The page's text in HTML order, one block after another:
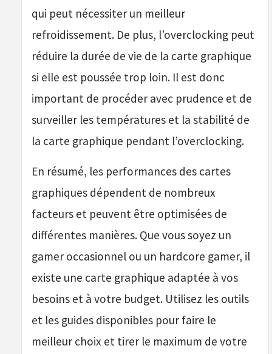
qui peut nécessiter un meilleur
refroidissement. De plus, l’overclocking peut
réduire la durée de vie de la carte graphique
si elle est poussée trop loin. Il est donc
important de procéder avec prudence et de
surveiller les températures et la stabilité de
la carte graphique pendant l’overclocking.
En résumé, les performances des cartes
graphiques dépendent de nombreux
facteurs et peuvent être optimisées de
différentes manières. Que vous soyez un
gamer occasionnel ou un hardcore gamer, il
existe une carte graphique adaptée à vos
besoins et à votre budget. Utilisez les outils
et les guides disponibles pour faire le
meilleur choix et tirer le maximum de votre